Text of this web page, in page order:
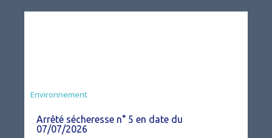
Agriculture
Environnement
Arrêté sécheresse n° 5 en date du
07/07/2026